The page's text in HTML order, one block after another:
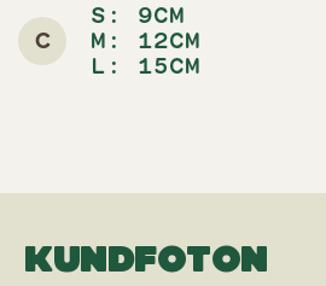
C
S: 9CM
M: 12CM
L: 15CM
KUNDFOTON